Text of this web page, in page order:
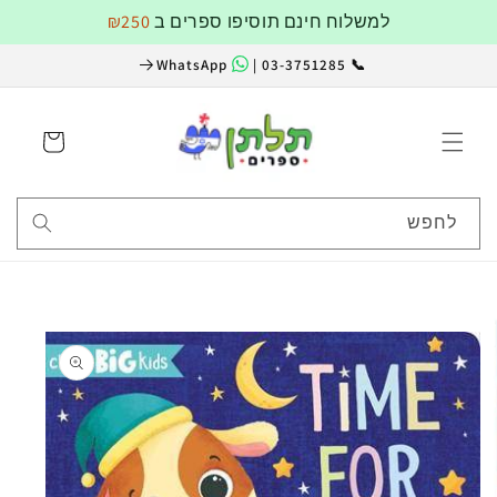
למשלוח חינם תוסיפו ספרים ב₪250
📞 03-3751285 |
עגלה
לחפש